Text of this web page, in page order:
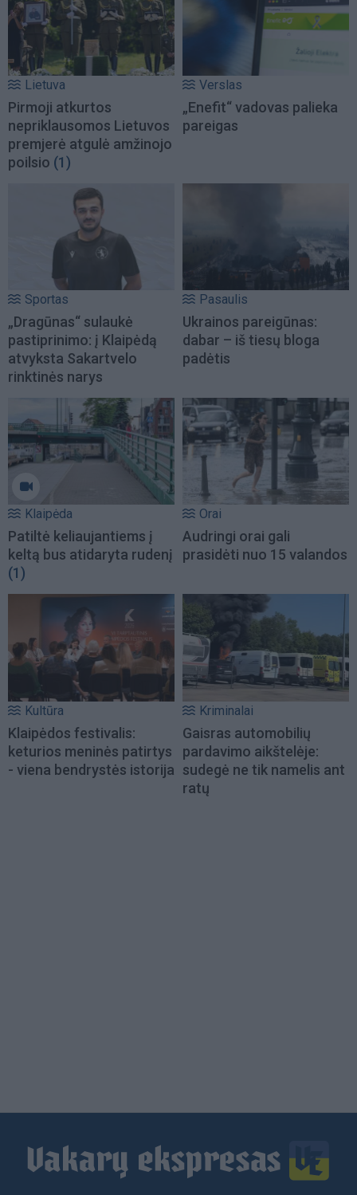
Lietuva
Pirmoji atkurtos
nepriklausomos Lietuvos
premjerė atgulė amžinojo
poilsio (1)
Verslas
„Enefit“ vadovas palieka
pareigas
Sportas
„Dragūnas“ sulaukė
pastiprinimo: į Klaipėdą
atvyksta Sakartvelo
rinktinės narys
Pasaulis
Ukrainos pareigūnas:
dabar – iš tiesų bloga
padėtis
Klaipėda
Patiltė keliaujantiems į
keltą bus atidaryta rudenį
(1)
Orai
Audringi orai gali
prasidėti nuo 15 valandos
Kultūra
Klaipėdos festivalis:
keturios meninės patirtys
- viena bendrystės istorija
Kriminalai
Gaisras automobilių
pardavimo aikštelėje:
sudegė ne tik namelis ant
ratų